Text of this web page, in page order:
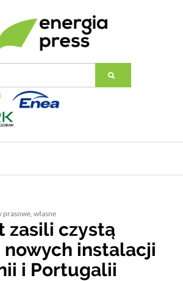
prasowe, własne
zasili czystą
nowych instalacji
i Portugalii